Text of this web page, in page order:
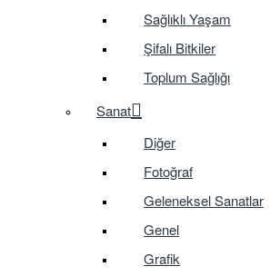
Sağlıklı Yaşam
Şifalı Bitkiler
Toplum Sağlığı
Sanat
Diğer
Fotoğraf
Geleneksel Sanatlar
Genel
Grafik